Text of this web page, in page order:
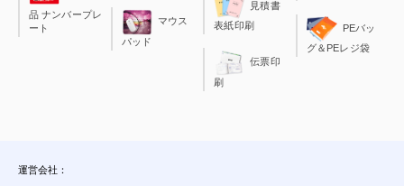
品 ナンバープレ
ート
マウス
パッド
見積書
表紙印刷
伝票印
刷
PEバッ
グ＆PEレジ袋
運営会社：